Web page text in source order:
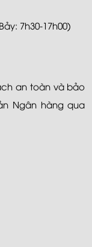
7h30-17h00)
an toàn và bảo
Ngân hàng qua